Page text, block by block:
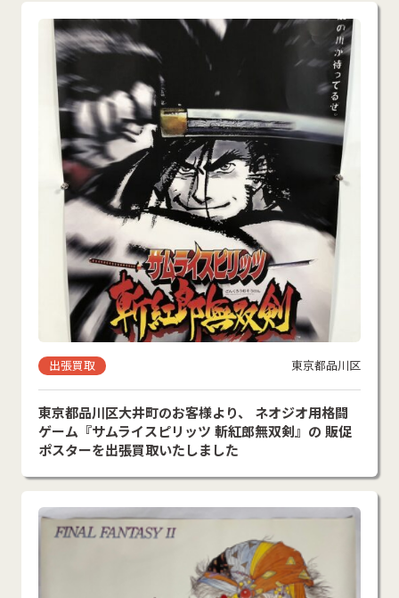
出張買取 東京都品川区
東京都品川区大井町のお客様より、 ネオジオ用格闘
ゲーム『サムライスピリッツ 斬紅郎無双剣』の 販促
ポスターを出張買取いたしました